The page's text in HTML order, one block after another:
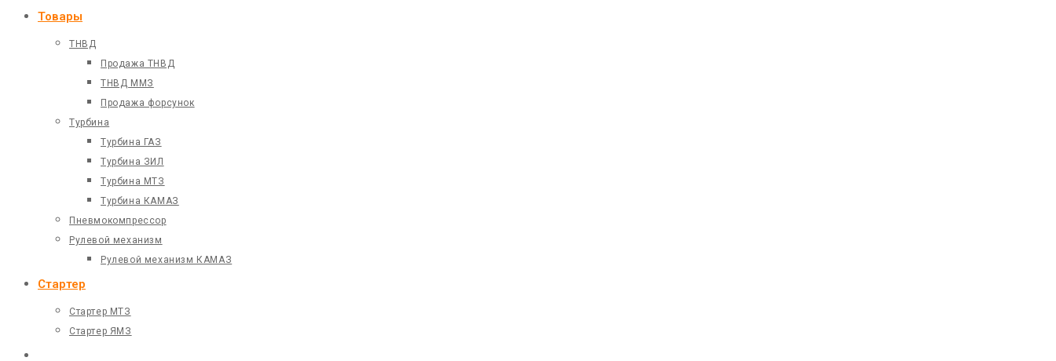
Товары
ТНВД
Продажа ТНВД
ТНВД ММЗ
Продажа форсунок
Турбина
Турбина ГАЗ
Турбина ЗИЛ
Турбина МТЗ
Турбина КАМАЗ
Пневмокомпрессор
Рулевой механизм
Рулевой механизм КАМАЗ
Стартер
Стартер МТЗ
Стартер ЯМЗ